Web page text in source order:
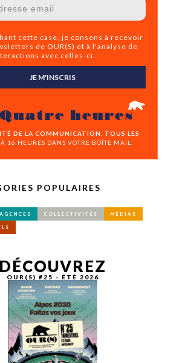
cette case, je consens à recevoir
de OUR(S) et à l'analyse de
avec celles-ci.
JE M'INSCRIS
heures
DE LA COMMUNICATION, TOUS LES
À 16 HEURES DANS VOTRE BOÎTE MAIL.
POPULAIRES
AGENCES COLLECTIVITÉS MÉDIAS
DÉCOUVREZ
OUR(S) #25 - ÉTÉ 2026